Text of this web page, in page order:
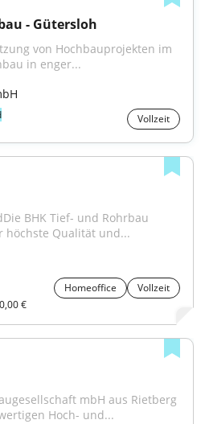
- Gütersloh
von Hochbauprojekten im
in enger...
Vollzeit
BHK Tief- und Rohrbau
höchste Qualität und...
Homeoffice
Vollzeit
€
mbH aus Rietberg
Hoch- und...